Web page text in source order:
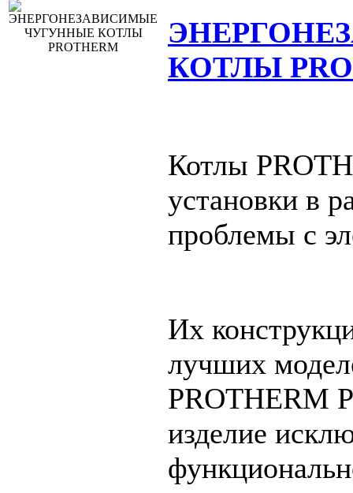
КОТЛЫ
Котлы
установки в
проблемы с
Их
лучших
PROTHERM
изделие